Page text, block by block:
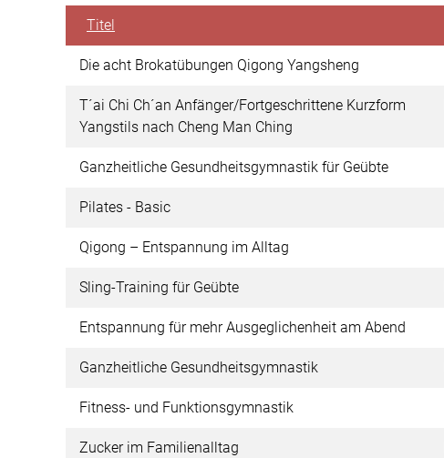
Titel
Die acht Brokatübungen Qigong Yangsheng
T´ai Chi Ch´an Anfänger/Fortgeschrittene Kurzform
Yangstils nach Cheng Man Ching
Ganzheitliche Gesundheitsgymnastik für Geübte
Pilates - Basic
Qigong – Entspannung im Alltag
Sling-Training für Geübte
Entspannung für mehr Ausgeglichenheit am Abend
Ganzheitliche Gesundheitsgymnastik
Fitness- und Funktionsgymnastik
Zucker im Familienalltag